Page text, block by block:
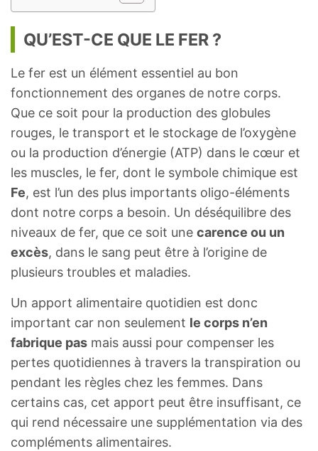
QU’EST-CE QUE LE FER ?
Le fer est un élément essentiel au bon
fonctionnement des organes de notre corps.
Que ce soit pour la production des globules
rouges, le transport et le stockage de l’oxygène
ou la production d’énergie (ATP) dans le cœur et
les muscles, le fer, dont le symbole chimique est
Fe, est l’un des plus importants oligo-éléments
dont notre corps a besoin. Un déséquilibre des
niveaux de fer, que ce soit une carence ou un
excès, dans le sang peut être à l’origine de
plusieurs troubles et maladies.
Un apport alimentaire quotidien est donc
important car non seulement le corps n’en
fabrique pas mais aussi pour compenser les
pertes quotidiennes à travers la transpiration ou
pendant les règles chez les femmes. Dans
certains cas, cet apport peut être insuffisant, ce
qui rend nécessaire une supplémentation via des
compléments alimentaires.